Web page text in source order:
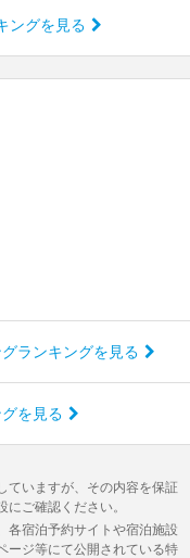
ングを見る
ランキングを見る
を見る
ていますが、その内容を保証
ご確認ください。
各宿泊予約サイトや宿泊施設
ージ等にて公開されている特